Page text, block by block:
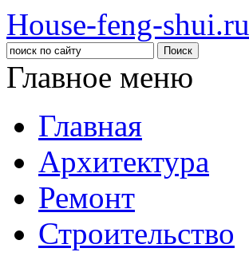
House-feng-shui.ru
Главное меню
Главная
Архитектура
Ремонт
Строительство